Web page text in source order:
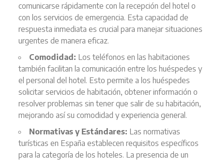
comunicarse rápidamente con la recepción del hotel o
con los servicios de emergencia. Esta capacidad de
respuesta inmediata es crucial para manejar situaciones
urgentes de manera eficaz.
Comodidad: Los teléfonos en las habitaciones
también facilitan la comunicación entre los huéspedes y
el personal del hotel. Esto permite a los huéspedes
solicitar servicios de habitación, obtener información o
resolver problemas sin tener que salir de su habitación,
mejorando así su comodidad y experiencia general.
Normativas y Estándares: Las normativas
turísticas en España establecen requisitos específicos
para la categoría de los hoteles. La presencia de un